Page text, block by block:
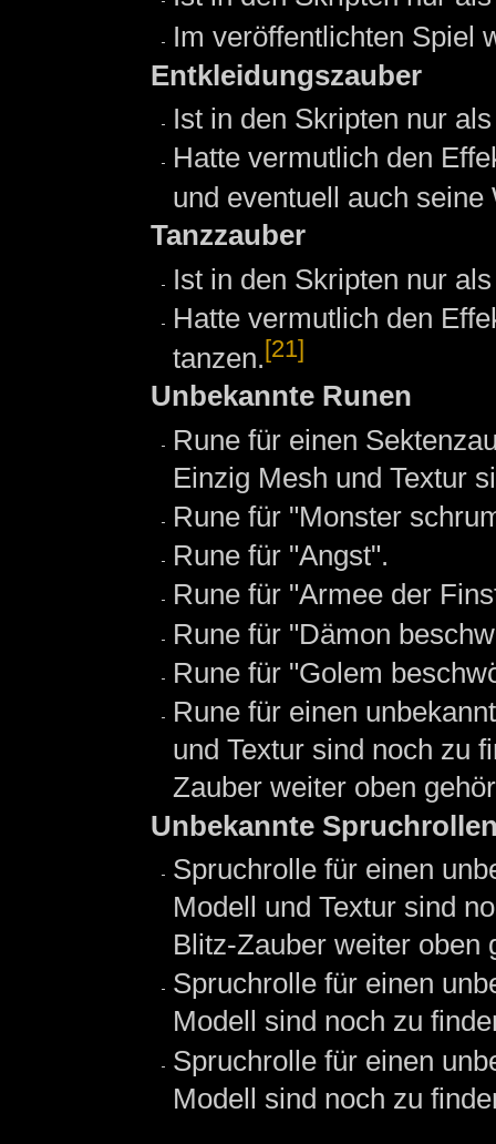
Im veröffentlichten Spiel
Entkleidungszauber
Ist in den Skripten nur
Hatte vermutlich den
und eventuell auch seine
Tanzzauber
Ist in den Skripten nur
Hatte vermutlich den
tanzen.[21]
Unbekannte Runen
Rune für einen
Einzig Mesh und Textur
Rune für "Monster
Rune für "Angst".
Rune für "Armee der
Rune für "Dämon
Rune für "Golem
Rune für einen
und Textur sind noch zu
Zauber weiter oben
Unbekannte
Spruchrolle für einen
Modell und Textur sind
Blitz-Zauber weiter oben
Spruchrolle für einen
Modell sind noch zu
Spruchrolle für einen
Modell sind noch zu